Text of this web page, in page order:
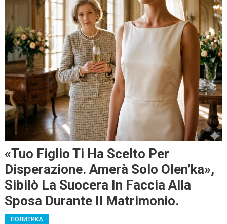
«Tuo Figlio Ti Ha Scelto Per
Disperazione. Amerà Solo Olen’ka»,
Sibilò La Suocera In Faccia Alla
Sposa Durante Il Matrimonio.
ПОЛИТИКА